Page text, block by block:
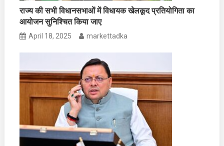
राज्य की सभी विधानसभाओं में विधायक खेलकूद प्रतियोगिता का
आयोजन सुनिश्चित किया जाए
April 18, 2025 markettadka